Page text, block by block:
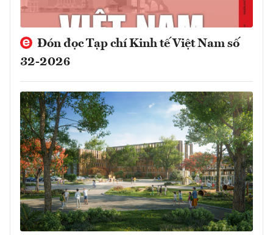
Đón đọc Tạp chí Kinh tế Việt Nam số
32-2026